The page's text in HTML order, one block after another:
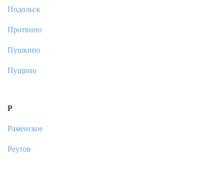
Подольск
Протвино
Пушкино
Пущино
Р
Раменское
Реутов